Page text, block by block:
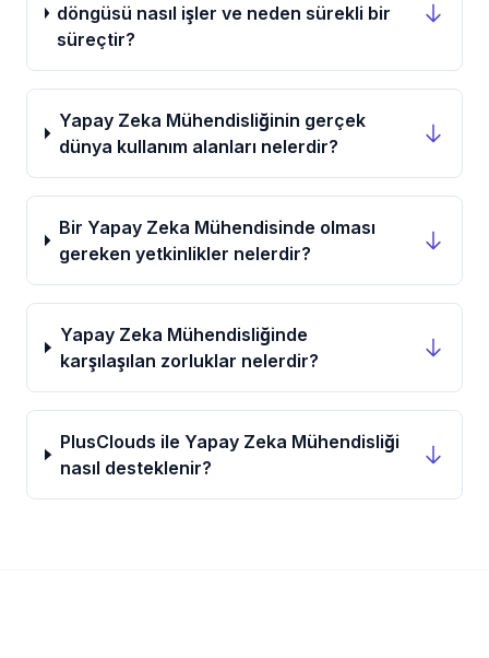
döngüsü nasıl işler ve neden sürekli bir
süreçtir?
Yapay Zeka Mühendisliğinin gerçek
dünya kullanım alanları nelerdir?
Bir Yapay Zeka Mühendisinde olması
gereken yetkinlikler nelerdir?
Yapay Zeka Mühendisliğinde
karşılaşılan zorluklar nelerdir?
PlusClouds ile Yapay Zeka Mühendisliği
nasıl desteklenir?